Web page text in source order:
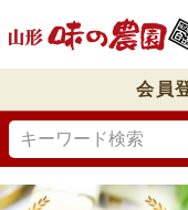
会員